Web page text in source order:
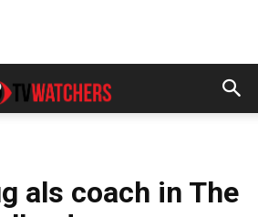
als coach in The